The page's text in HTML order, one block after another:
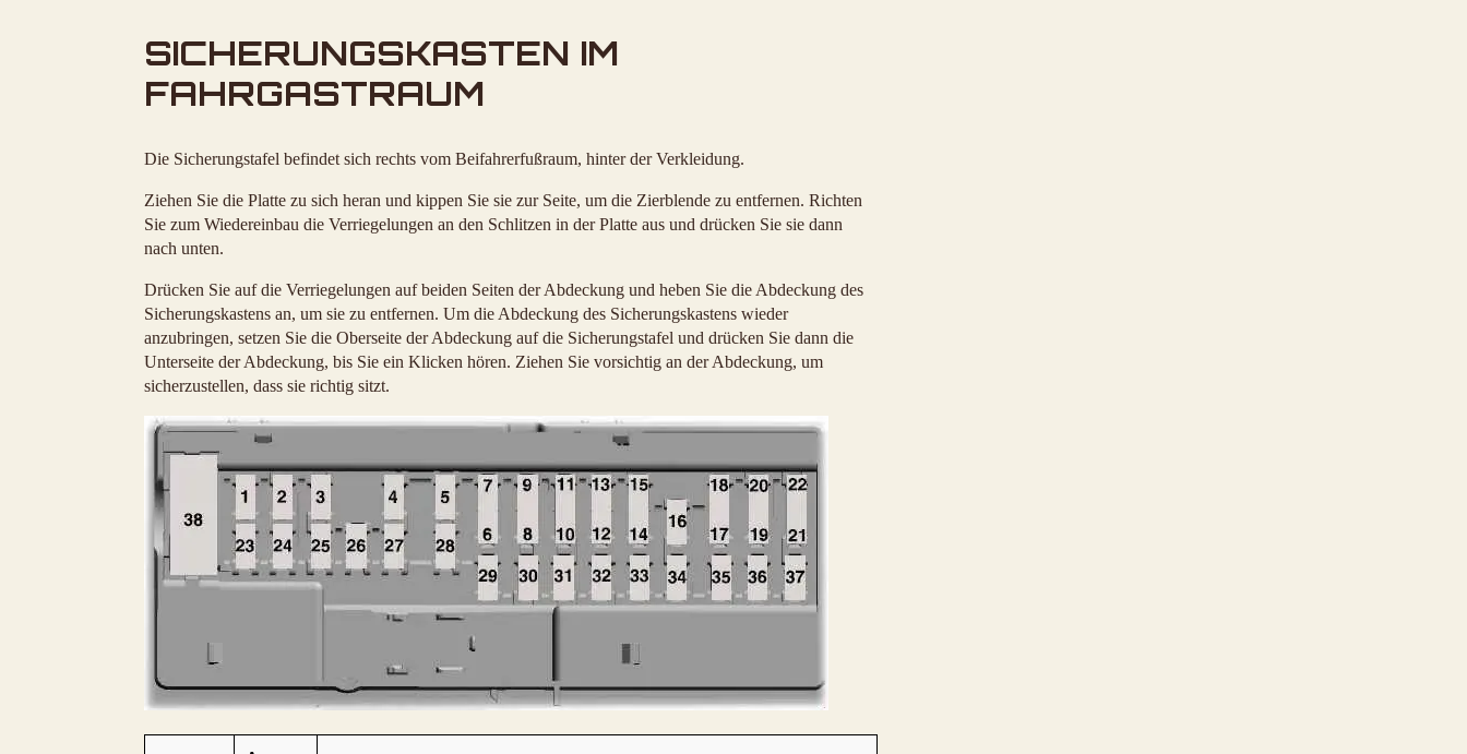
SICHERUNGSKASTEN IM
FAHRGASTRAUM
Die Sicherungstafel befindet sich rechts vom Beifahrerfußraum, hinter der Verkleidung.
Ziehen Sie die Platte zu sich heran und kippen Sie sie zur Seite, um die Zierblende zu entfernen. Richten
Sie zum Wiedereinbau die Verriegelungen an den Schlitzen in der Platte aus und drücken Sie sie dann
nach unten.
Drücken Sie auf die Verriegelungen auf beiden Seiten der Abdeckung und heben Sie die Abdeckung des
Sicherungskastens an, um sie zu entfernen. Um die Abdeckung des Sicherungskastens wieder
anzubringen, setzen Sie die Oberseite der Abdeckung auf die Sicherungstafel und drücken Sie dann die
Unterseite der Abdeckung, bis Sie ein Klicken hören. Ziehen Sie vorsichtig an der Abdeckung, um
sicherzustellen, dass sie richtig sitzt.